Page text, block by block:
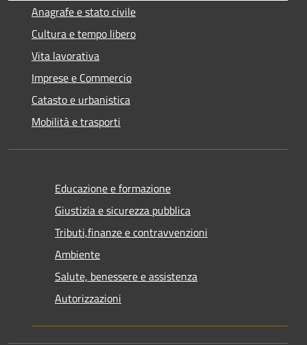
Anagrafe e stato civile
Cultura e tempo libero
Vita lavorativa
Imprese e Commercio
Catasto e urbanistica
Mobilità e trasporti
Educazione e formazione
Giustizia e sicurezza pubblica
Tributi,finanze e contravvenzioni
Ambiente
Salute, benessere e assistenza
Autorizzazioni